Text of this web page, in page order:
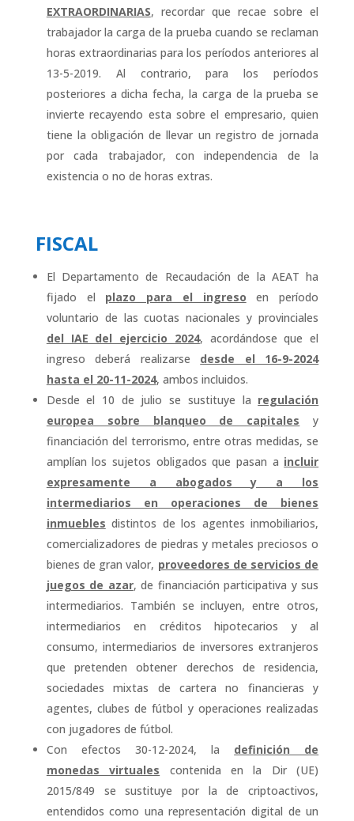
EXTRAORDINARIAS, recordar que recae sobre el
trabajador la carga de la prueba cuando se reclaman
horas extraordinarias para los períodos anteriores al
13-5-2019. Al contrario, para los períodos
posteriores a dicha fecha, la carga de la prueba se
invierte recayendo esta sobre el empresario, quien
tiene la obligación de llevar un registro de jornada
por cada trabajador, con independencia de la
existencia o no de horas extras.
FISCAL
El Departamento de Recaudación de la AEAT ha
fijado el plazo para el ingreso en período
voluntario de las cuotas nacionales y provinciales
del IAE del ejercicio 2024, acordándose que el
ingreso deberá realizarse desde el 16-9-2024
hasta el 20-11-2024, ambos incluidos.
Desde el 10 de julio se sustituye la regulación
europea sobre blanqueo de capitales y
financiación del terrorismo, entre otras medidas, se
amplían los sujetos obligados que pasan a incluir
expresamente a abogados y a los
intermediarios en operaciones de bienes
inmuebles distintos de los agentes inmobiliarios,
comercializadores de piedras y metales preciosos o
bienes de gran valor, proveedores de servicios de
juegos de azar, de financiación participativa y sus
intermediarios. También se incluyen, entre otros,
intermediarios en créditos hipotecarios y al
consumo, intermediarios de inversores extranjeros
que pretenden obtener derechos de residencia,
sociedades mixtas de cartera no financieras y
agentes, clubes de fútbol y operaciones realizadas
con jugadores de fútbol.
Con efectos 30-12-2024, la definición de
monedas virtuales contenida en la Dir (UE)
2015/849 se sustituye por la de criptoactivos,
entendidos como una representación digital de un